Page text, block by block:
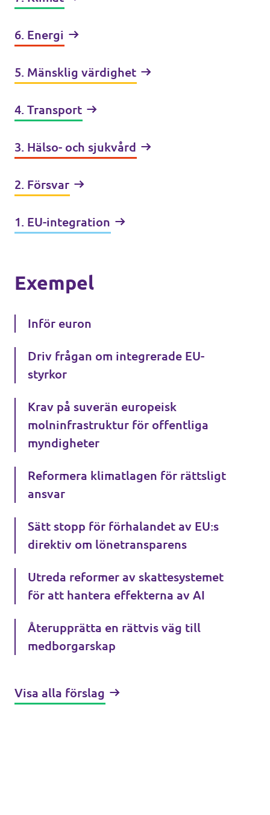
6. Energi
5. Mänsklig värdighet
4. Transport
3. Hälso- och sjukvård
2. Försvar
1. EU-integration
Exempel
Inför euron
Driv frågan om integrerade EU-
styrkor
Krav på suverän europeisk
molninfrastruktur för offentliga
myndigheter
Reformera klimatlagen för rättsligt
ansvar
Sätt stopp för förhalandet av EU:s
direktiv om lönetransparens
Utreda reformer av skattesystemet
för att hantera effekterna av AI
Återupprätta en rättvis väg till
medborgarskap
Visa alla förslag